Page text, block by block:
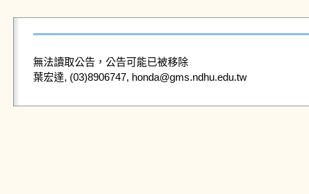
無法讀取公告，公告可能已被移除
葉宏達, (03)8906747, honda@gms.ndhu.edu.tw